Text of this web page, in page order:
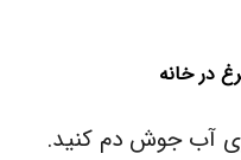
در خانه
آب جوش دم کنید.